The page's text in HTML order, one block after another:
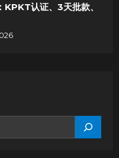
认证、3天批款、